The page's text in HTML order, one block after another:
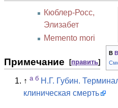
В
Кюблер-Росс,
Элизабет
Memento mori
[править]
Примечание
↑а б Н.Г. Губин.
клиническая смерть